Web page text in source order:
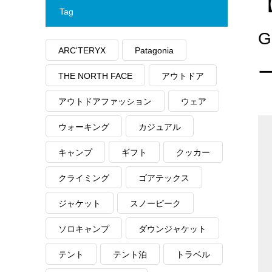
Tag
ARC'TERYX Patagonia
THE NORTH FACE アウトドア
アウトドアファッション ウェア
ウォーキング カジュアル
キャンプ ギフト クッカー
クライミング ゴアテックス
ジャケット スノーピーク
ソロキャンプ ダウンジャケット
テント テント泊 トラベル